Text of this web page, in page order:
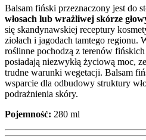
Balsam fiński przeznaczony jest do
włosach lub wrażliwej skórze
się skandynawskiej receptury
ziołach i jagodach tamtego regionu.
roślinne pochodzą z terenów
posiadają niezwykłą życiową moc,
trudne warunki wegetacji. Balsam
wsparcie dla odbudowy struktury
podrażnienia skóry.
Pojemność: 280 ml